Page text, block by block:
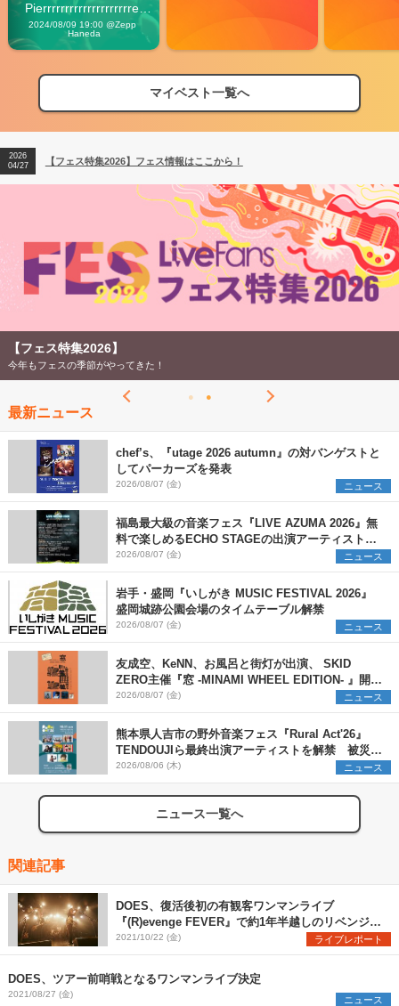
Pierrrrrrrrrrrrrrrrrrrre
Vibes
2024/08/09 19:00 @Zepp
Haneda
マイベスト一覧へ
【フェス特集2026】フェス情報はここから！
【ライブ動員ランキング】2026年上半期編発表！
2026
04/27
【フェス特集2026】フェス情報はここから！
2026
【ライブ動員ランキング】2026年上半期編発表！
【フェス特集2026】
今年もフェスの季節がやってきた！
最新ニュース
chef’s、『utage 2026 autumn』の対バンゲストと
してパーカーズを発表
2026/08/07 (金) ニュース
福島最大級の音楽フェス『LIVE AZUMA 2026』無
料で楽しめるECHO STAGEの出演アーティストを
発表
2026/08/07 (金) ニュース
岩手・盛岡『いしがき MUSIC FESTIVAL 2026』
盛岡城跡公園会場のタイムテーブル解禁
2026/08/07 (金) ニュース
友成空、KeNN、お風呂と街灯が出演、 SKID
ZERO主催『窓 -MINAMI WHEEL EDITION- 』開催
決定
2026/08/07 (金) ニュース
熊本県人吉市の野外音楽フェス『Rural Act'26』
TENDOUJIら最終出演アーティストを解禁 被災地
支援プロジェクトの始動も発表
2026/08/06 (木) ニュース
ニュース一覧へ
関連記事
DOES、復活後初の有観客ワンマンライブ
『(R)evenge FEVER』で約1年半越しのリベンジ果
たす
2021/10/22 (金) ライブレポート
DOES、ツアー前哨戦となるワンマンライブ決定
2021/08/27 (金) ニュース